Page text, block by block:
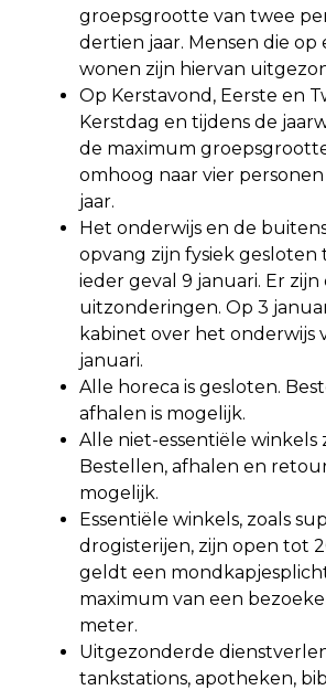
groepsgrootte van twee
dertien jaar. Mensen die op
wonen zijn hiervan
Op Kerstavond, Eerste en
Kerstdag en tijdens de
de maximum
omhoog naar vier
jaar.
Het onderwijs en de
opvang zijn fysiek gesloten
ieder geval 9 januari. Er zijn
uitzonderingen. Op 3
kabinet over het onderwijs
januari.
Alle horeca is gesloten.
afhalen is mogelijk.
Alle niet-essentiële winkels
Bestellen, afhalen en
mogelijk.
Essentiële winkels, zoals
drogisterijen, zijn open tot
geldt een
maximum van een
meter.
Uitgezonderde
tankstations, apotheken,